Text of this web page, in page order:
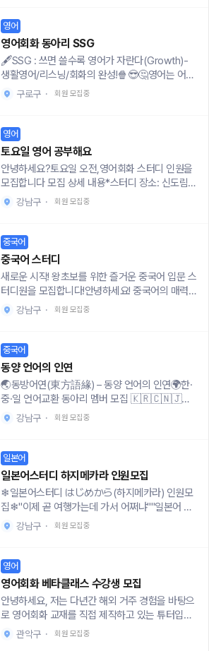
이거 영어로 뭐였지?” 하다 타이밍 놓쳐본 사람이
라면??👉 OUTLOUD로 오세요~~💬 ABOUT O
UTLOUDOUTLOUD는잘하는 것보다는 말해보
는 용기를 더 중요하게 생각하는 20대 중심 영어회
화 스터디예요.✔️ 영어 한 문장 만드는 것도 버거
운 왕초보✔️ 토익은 봤는데 말하기는 거의 처음인
하는 사람만 계속 말하는 분위기 ❌틀려도 “아 그
느낌!” 하고 웃어주는편하고 CHILL한 분위기에서
천천히 입을 떼보는 게 목표예요.🧠 이런 말, 영어
로 바로 나오나요?한국어로는 자주 쓰는데영어로
해”“진짜 멘붕 왔어…”“너 참 손이 많이 간다”“입
제로 쓰는 표현으로 같이 바꿔봐요.📅 활동 안내
🔹 정규 모임- 격주 1회 (평일 저녁 또는 주말 오후
중)- 장소: 서울 주요 지역(합정 / 문래 / 용산 / 사
당 / 성수 등)🔹 모임 구성 (약 1시간)*Ice-breaki
ng→ 한국어 섞어도 OK! 가볍게 근황 토크*Toda
y’s Expression→ 오늘 바로 써먹을 표현 몇 개*T
지?” 궁금증 해결 타임문장 다 못 만들어도 괜찮아
요.아는 단어, 제스처, 표정까지 총동원 환영 😆⭐️
모집 안내- 대상: 영어회화에 관심 있는 수도권 대
학생 (재학생·휴학생 모두 가능)(왕초보 ~ 초중급
완전 환영!)- 모집 기간: ~2026.05.31- 회비: 회차
별 소액(공간 대관 + 자료비 / 사용 내역 투명 공
초과될 경우 조기 마감될 수 있습니다.OUTLOUD
는 정치,종교,시민단체와 관련 없음을 알려드립니
다.
영어
영어회화 동아리 SSG
🖋SSG : 쓰면 쓸수록 영어가 자란다(Growth)-
생활영어/리스닝/회화의 완성!🍿😎🤔영어는 어떻
게 잘하게 되는 걸까?사람의 뇌는 어떤 정보에 흥
미를 갖고 지속, 노출, 반복할 때 기억을 잘한다고
서는 무비 씬의 한장면을 듣고, 쓰고, 다시 듣고, 다
시 쓰고를 반복하며 대본을 완성합니다. 쓰고 쓸수
록 영어실력도 자라는 영어대본회화 동아리입니
다!🍿쓱 작품영미 영화/드라마/에니메이션- Goo
d place, Friends, Elemental 등 다수 완료✍🏻쓱
활동내용STEP 1. 자기소개하며 친해지기 + 조별
쓰기• 선정한 작품의 한 장면을 자막 없이 4번 듣
고 받아쓰기(평균 5분)• 매 회차마다 다른 색으로
써보면서 대본 완성하기!⭐ Tip : 4색 볼펜 쓰기😉
STEP 3. 자막을 켜고 내가 쓴 대본과 실제 대본 비
과 발음 익히기• 현지 표현과 디테일한 발음의 차
연습• 감정을 담아 실감나게 해보기😁• 여러번 반
복하다보면 어느새 현지인처럼 자연스럽게 말하고
있는 내 모습 발견!!😎(뿌듯)✍🏻쓱 동아리와 함께하
면 좋은점!• 입시영어로 재미를 못붙였던 영어가
재밌어짐!• OTT만 재밌게 봤을 뿐인데 자연스레
영어공부가 됨!• 영어회화 공부하며 자연스레 오픽
인 친구들과도 프리토킹 할 수 있는 기회 제공!✍🏻
쓱 모집대상• 서울 거주하는 대학생/직장인• 주 1
회 모임 가능자 (문래, 신도림, 합정)✍🏻쓱 신청폼h
ttps://forms.gle/sL7u9Viq2ESr3kpd8✍🏻쓱 활
동기록https://messy-juice-e92.notion.site/S
SG-1b344b16f178806ba736cbdd46dbba6
pen.kakao.com/o/sHOjP0li
구로구 · 회원 모집중
영어
토요일 영어 공부해요
안녕하세요?토요일 오전,영어회화 스터디 인원을
모집합니다 모집 상세 내용*스터디 장소: 신도림역
인근 카페 *스터디 시간: 매주 토요일 오전 10시~1
2시*스터디 비용: 개인 자율적 메뉴주문음 제외하
인원 5명 *스터디 모집인원: 1명, 중급~중상급 *스
터디 진행방식10시-10시10분 아이스브레이킹 10
시10분-11시 테드활용토론1 11시-11시10분 브레이
크타임11시10분-12시 디스커션토픽토론2 *스터디
지원신청: 성함, 성별, 나이, 하고계신일, 지역, 연
락처 등을 써서 메일주세요. E-mail 주소는 ninspi
강남구 · 회원 모집중
중국어
중국어 스터디
새로운 시작! 왕초보를 위한 즐거운 중국어 입문 스
터디원을 모집합니다!안녕하세요! 중국어의 매력에
푹 빠지고 싶은 여러분을 위해 특별한 스터디를 준
비했습니다. 저는 인서울 중어중문학과를 졸업하
어 능력과 문화를 나누고자 합니다. 어렵게만 느껴
졌던 중국어, 이제 쉽고 재미있게 시작해 보세요!이
런 분들이라면 저희 스터디가 딱 맞을 거예요! 🎯-
학원처럼 딱딱한 강의식 수업에 부담을 느끼셨던
분- 중국어 회화 연습은 하고 싶지만 함께 연습할
파트너가 없었던 분- 새로운 사람들과 어울리는 것
커리큘럼 ✨저희 스터디는 6주 동안 중국어의 기
초를 탄탄히 다지고, 실생활에서 바로 사용할 수 있
는 회화 능력을 키우는 데 집중합니다.1주차: 중국
어 발음의 기본 다지기 (병음, 성조 완벽 정복!) -
현을 함께 연습해요.2주차: 나를 소개하는 중국어
V+O)를 익히며 자신을 표현하는 문장을 만들어봅
니다.3주차: 일상생활 속 중국어 (매일 쓰는 표현
배우기) - 자주 사용되는 동사와 다양한 시간 표현
을 활용하여 실용적인 문장을 만들어 봐요.4주차:
궁금한 것을 묻고 답하기 (질문과 대답의 기술!) -
의문문 만드는 방법을 배우고, 서로 질문하고 대답
강남구 · 회원 모집중
중국어
동양 언어의 인연
🌏동방어연(東方語緣) – 동양 언어의 인연🌍한·
중·일 언어교환 동아리 멤버 모집 🇰🇷🇨🇳🇯🇵
중국어와 일본어 (또는 한국어…) 를 배우고 싶은
데 막막했던 분들!동방어연(東方語緣)은 한중일
대학생들이 모여서 공부하고 언어와 관련된 다양
한 문화생활을 하는 언어 교환 소모임입니다💙🌍
운영진 소개🔹운영진1 : 실제 중국인 운영진이 함
께 참여하여 자연스러운 중국어 회화 가능, 궁금한
한자 다물어봐도 좋음🔹운영진2 : 일본어 전공 +
일본 유학 경험 운영진이 여행용 일본어 알려줄 예
자연스러운 표현을 배울 수 있습니다💙🌍언어교
환 진행 방식🔹회화 : 카페나 스터디룸에서 소그룹
으로 한국어/중국어/일본어 번갈아가면서 다양한
주제로 (한국어 덜쓰고)커뮤니케이션 진행*찐본토
예정🔹자격증 : 운영진들이 스터디 모임 주관, 같
강남구 · 회원 모집중
일본어
일본어스터디 하지메카라 인원모집
❄일본어스터디 はじめから(하지메카라) 인원모
집❄"이제 곧 여행가는데 가서 어쩌냐""일본어 배
워본 적 없는데 괜찮을까??""가서 한마디도 못하
고 오는 건 좀...ㅋㅋㅋ"고민 많으실텐데 저희랑 같
카라는 "처음부터"라는 뜻이며, 쉽게 기초부터 탄
탄하게 일본어를 시작하자 라는 포부를 담고 있는
습니다. 일린이라도 괜찮아요~방학을 맞이해서 잠
시동안 여행 회화 스터디를 시도해보려고해요ㅎㅎ
기초공부도 할꺼지만 여행가서 쓸 수 있는 멘트들
속성으로 알려드립니다~언어는 진짜 많이 말해봐
강남구 · 회원 모집중
영어
영어회화 베타클래스 수강생 모집
안녕하세요, 저는 다년간 해외 거주 경험을 바탕으
로 영어회화 교재를 직접 제작하고 있는 튜터입니
다.최근 텀블벅을 통해 진행한 교재 펀딩이 성공적
으로 마감되어, 후원자 분들의 도움으로 출간 전 베
관악구 · 회원 모집중